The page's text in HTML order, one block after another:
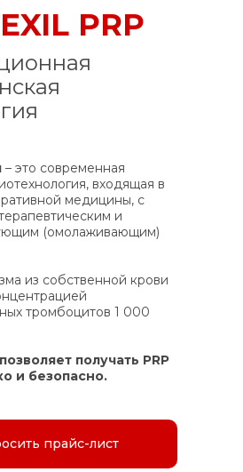
PRP
– это современная
входящая в
медицины, с
и
(омолаживающим)
из собственной крови
тромбоцитов 1 000
позволяет получать PRP
и безопасно.
прайс-лист